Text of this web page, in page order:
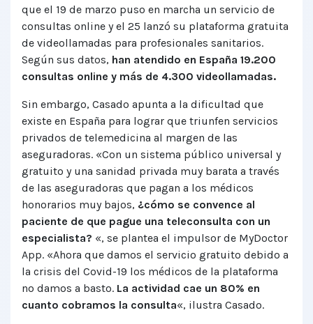
que el 19 de marzo puso en marcha un servicio de
consultas online y el 25 lanzó su plataforma gratuita
de videollamadas para profesionales sanitarios.
Según sus datos, han atendido en España 19.200
consultas online y más de 4.300 videollamadas.
Sin embargo, Casado apunta a la dificultad que
existe en España para lograr que triunfen servicios
privados de telemedicina al margen de las
aseguradoras. «Con un sistema público universal y
gratuito y una sanidad privada muy barata a través
de las aseguradoras que pagan a los médicos
honorarios muy bajos, ¿cómo se convence al
paciente de que pague una teleconsulta con un
especialista? «, se plantea el impulsor de MyDoctor
App. «Ahora que damos el servicio gratuito debido a
la crisis del Covid-19 los médicos de la plataforma
no damos a basto. La actividad cae un 80% en
cuanto cobramos la consulta«, ilustra Casado.